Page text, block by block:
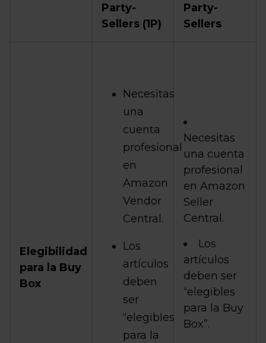
Party-
Sellers (1P)
Party-
Sellers
Elegibilidad
para la Buy
Box
Necesitas
una
cuenta
profesional
en
Amazon
Vendor
Central.
Los
artículos
deben
ser
“elegibles
para la
Necesitas
una cuenta
profesional
en Amazon
Seller
Central.
Los
artículos
deben ser
“elegibles
para la Buy
Box”.